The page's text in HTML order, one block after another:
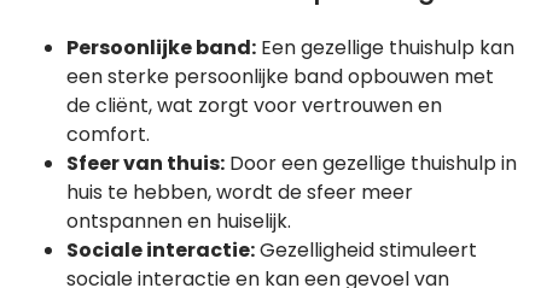
Persoonlijke band: Een gezellige thuishulp kan
een sterke persoonlijke band opbouwen met
de cliënt, wat zorgt voor vertrouwen en
comfort.
Sfeer van thuis: Door een gezellige thuishulp in
huis te hebben, wordt de sfeer meer
ontspannen en huiselijk.
Sociale interactie:Gezelligheid stimuleert
sociale interactie en kan een gevoel van